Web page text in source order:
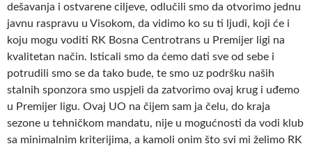
dešavanja i ostvarene ciljeve, odlučili smo da otvorimo jednu
javnu raspravu u Visokom, da vidimo ko su ti ljudi, koji će i
koju mogu voditi RK Bosna Centrotrans u Premijer ligi na
kvalitetan način. Isticali smo da ćemo dati sve od sebe i
potrudili smo se da tako bude, te smo uz podršku naših
stalnih sponzora smo uspjeli da zatvorimo ovaj krug i uđemo
u Premijer ligu. Ovaj UO na čijem sam ja čelu, do kraja
sezone u tehničkom mandatu, nije u mogućnosti da vodi klub
sa minimalnim kriterijima, a kamoli onim što svi mi želimo RK